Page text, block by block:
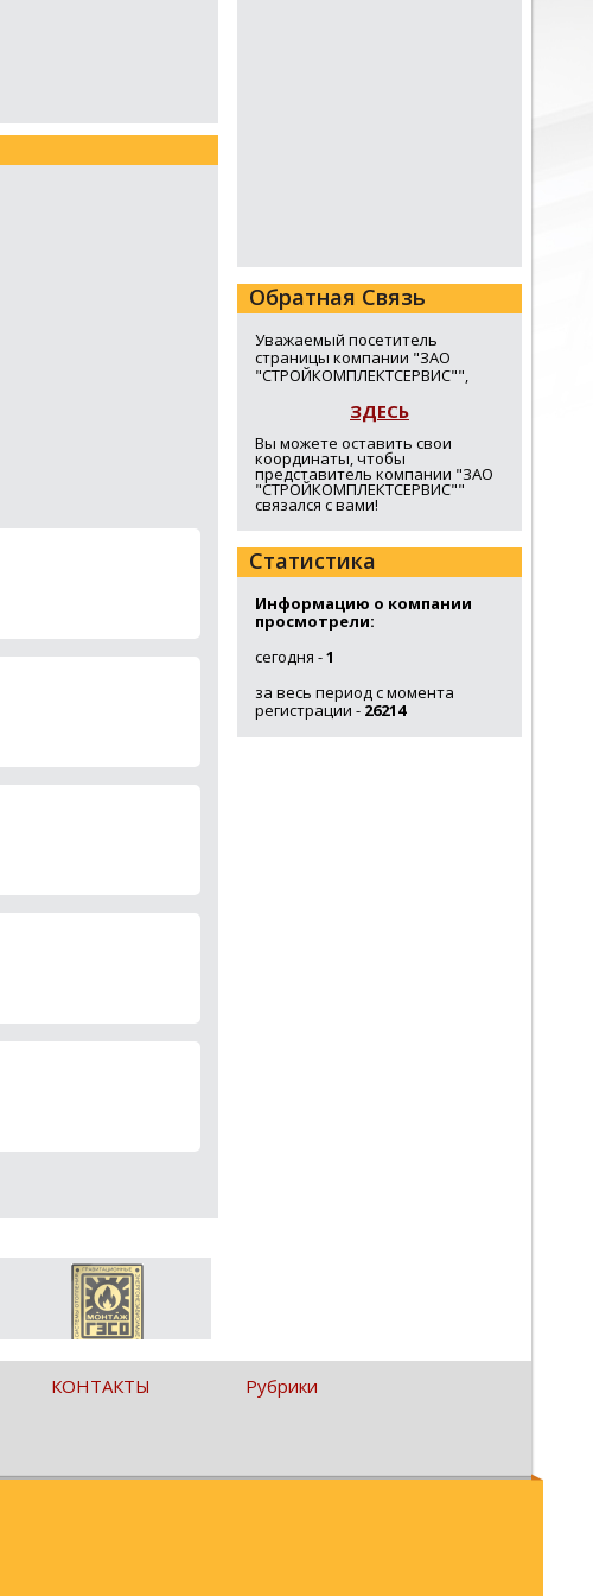
Обратная Связь
Уважаемый посетитель
страницы компании "ЗАО
"СТРОЙКОМПЛЕКТСЕРВИС"",
ЗДЕСЬ
Вы можете оставить свои
координаты, чтобы
представитель компании "ЗАО
"СТРОЙКОМПЛЕКТСЕРВИС""
связался с вами!
Статистика
Информацию о компании
просмотрели:
сегодня -1
за весь период с момента
регистрации - 26214
КОНТАКТЫ Рубрики